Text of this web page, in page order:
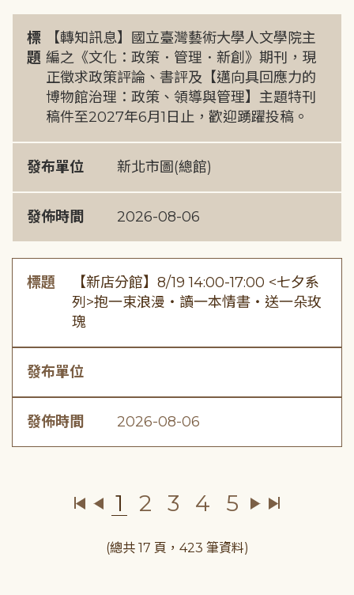
標
題
【轉知訊息】國立臺灣藝術大學人文學院主
編之《文化：政策．管理．新創》期刊，現
正徵求政策評論、書評及【邁向具回應力的
博物館治理：政策、領導與管理】主題特刊
稿件至2027年6月1日止，歡迎踴躍投稿。
發布單位 新北市圖(總館)
發佈時間 2026-08-06
標題
【新店分館】8/19 14:00-17:00 <七夕系
列>抱一束浪漫・讀一本情書・送一朵玫
瑰
發布單位
發佈時間 2026-08-06
1 2 3 4 5
(總共 17 頁，423 筆資料)